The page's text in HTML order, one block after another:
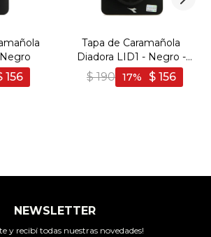
156
Tapa de Caramañola
Diadora LID1 - Negro -
Negro
$ 190 $ 156
17
NEWSLETTER
y recibí todas nuestras novedades!